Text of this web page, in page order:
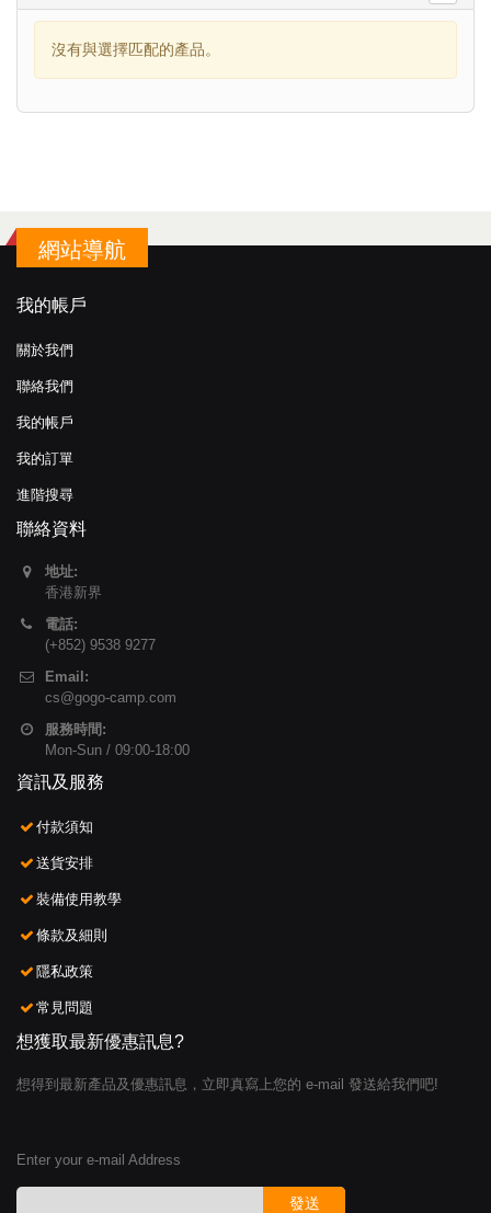
沒有與選擇匹配的產品。
網站導航
我的帳戶
關於我們
聯絡我們
我的帳戶
我的訂單
進階搜尋
聯絡資料
地址:
香港新界
電話:
(+852) 9538 9277
Email:
cs@gogo-camp.com
服務時間:
Mon-Sun / 09:00-18:00
資訊及服務
付款須知
送貨安排
裝備使用教學
條款及細則
隱私政策
常見問題
想獲取最新優惠訊息?
想得到最新產品及優惠訊息，立即真寫上您的 e-mail 發送給我們吧!
Enter your e-mail Address
發送